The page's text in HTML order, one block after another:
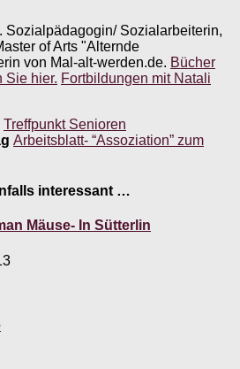
Sozialarbeiterin,
of Arts "Alternde
von Mal-alt-werden.de. Bücher
Sie hier. Fortbildungen mit Natali
Treffpunkt Senioren
Arbeitsblatt- “Assoziation” zum
interessant …
Mäuse- In Sütterlin